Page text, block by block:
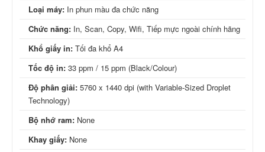
Loại máy: In phun màu đa chức năng
Chức năng: In, Scan, Copy, Wifi, Tiếp mực ngoài chính hãng
Khổ giấy in: Tối đa khổ A4
Tốc độ in: 33 ppm / 15 ppm (Black/Colour)
Độ phân giải: 5760 x 1440 dpi (with Variable-Sized Droplet
Technology)
Bộ nhớ ram: None
Khay giấy: None